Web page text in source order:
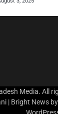
Media. All
| Bright News by